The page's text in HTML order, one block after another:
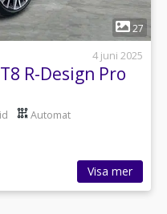
27
4 juni 2025
R-Design Pro
Automat
Visa mer